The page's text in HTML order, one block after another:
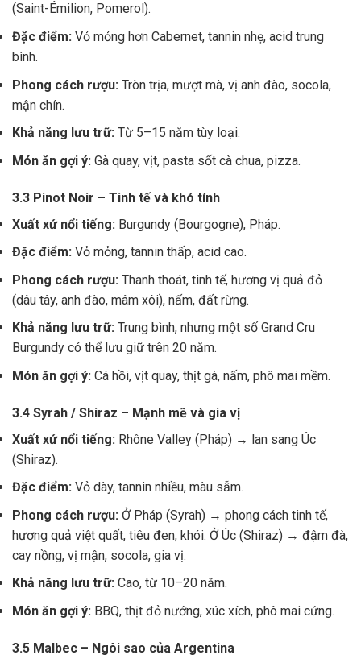
(Saint-Émilion, Pomerol).
Đặc điểm: Vỏ mỏng hơn Cabernet, tannin nhẹ, acid trung
bình.
Phong cách rượu: Tròn trịa, mượt mà, vị anh đào, socola,
mận chín.
Khả năng lưu trữ: Từ 5–15 năm tùy loại.
Món ăn gợi ý: Gà quay, vịt, pasta sốt cà chua, pizza.
3.3 Pinot Noir – Tinh tế và khó tính
Xuất xứ nổi tiếng: Burgundy (Bourgogne), Pháp.
Đặc điểm: Vỏ mỏng, tannin thấp, acid cao.
Phong cách rượu: Thanh thoát, tinh tế, hương vị quả đỏ
(dâu tây, anh đào, mâm xôi), nấm, đất rừng.
Khả năng lưu trữ: Trung bình, nhưng một số Grand Cru
Burgundy có thể lưu giữ trên 20 năm.
Món ăn gợi ý: Cá hồi, vịt quay, thịt gà, nấm, phô mai mềm.
3.4 Syrah / Shiraz – Mạnh mẽ và gia vị
Xuất xứ nổi tiếng: Rhône Valley (Pháp) → lan sang Úc
(Shiraz).
Đặc điểm: Vỏ dày, tannin nhiều, màu sẫm.
Phong cách rượu: Ở Pháp (Syrah) → phong cách tinh tế,
hương quả việt quất, tiêu đen, khói. Ở Úc (Shiraz) → đậm đà,
cay nồng, vị mận, socola, gia vị.
Khả năng lưu trữ: Cao, từ 10–20 năm.
Món ăn gợi ý: BBQ, thịt đỏ nướng, xúc xích, phô mai cứng.
3.5 Malbec – Ngôi sao của Argentina